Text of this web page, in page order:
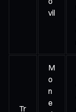
vil
Tr
M
o
n
e